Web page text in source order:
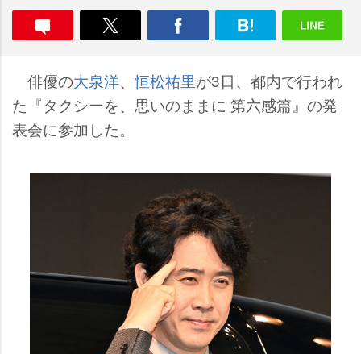
俳優の大泉洋、恒松祐里が3日、都内で行われ
た『タクシーを、思いのままに 第六感篇』の発
表会に参加した。